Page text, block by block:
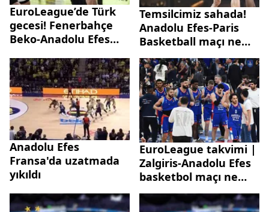
EuroLeague’de Türk
gecesi! Fenerbahçe
Beko-Anadolu Efes
yayın bilgileri
Temsilcimiz sahada!
Anadolu Efes-Paris
Basketball maçı ne
zaman, saat kaçta,
hangi kanalda?
Anadolu Efes
Fransa'da uzatmada
yıkıldı
EuroLeague takvimi |
Zalgiris-Anadolu Efes
basketbol maçı ne
zaman, hangi
kanalda?